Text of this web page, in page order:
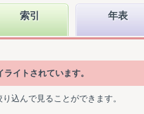
索引 年表
イトされています。
込んで見ることができます。